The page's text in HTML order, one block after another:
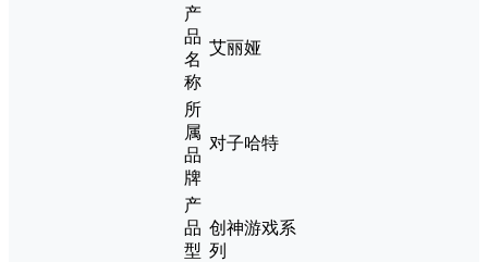
产
品
名
称
艾丽娅
所
属
品
牌
对子哈特
产
品
型
创神游戏系
列